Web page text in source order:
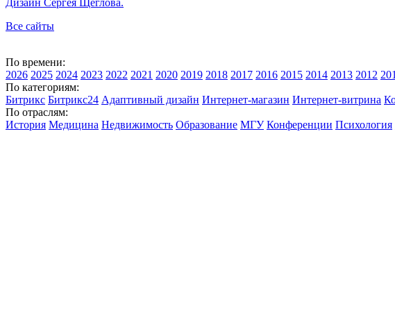
Все сайты
По времени:
2026 2025 2024 2023 2022 2021 2020 2019 2018 2017 2016 2015 2014 2013 2012
По категориям:
Битрикс Битрикс24 Адаптивный дизайн Интернет-магазин Интернет-витрина
По отраслям:
История Медицина Недвижимость Образование МГУ Конференции Психология